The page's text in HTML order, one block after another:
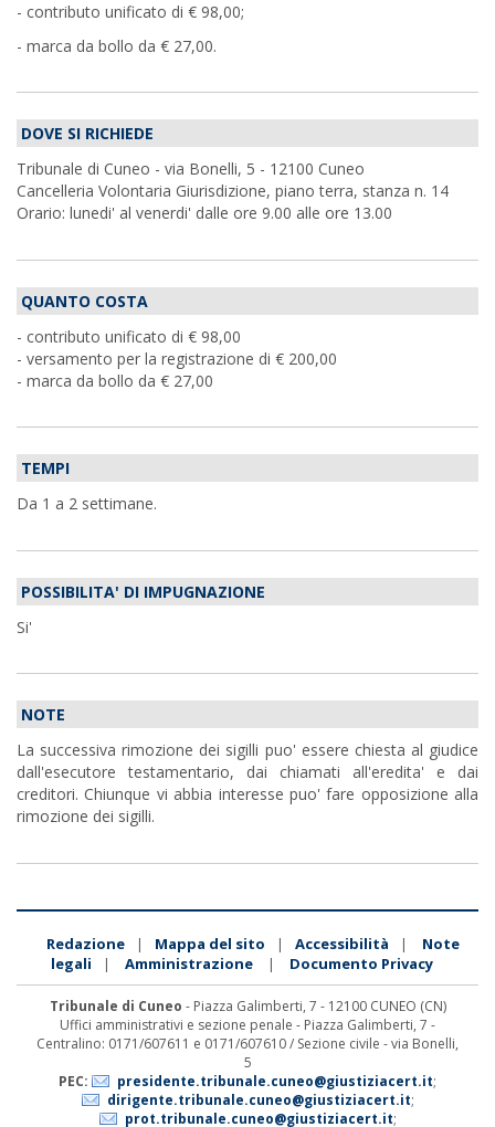
- contributo unificato di € 98,00;
- marca da bollo da € 27,00.
DOVE SI RICHIEDE
Tribunale di Cuneo - via Bonelli, 5 - 12100 Cuneo
Cancelleria Volontaria Giurisdizione, piano terra, stanza n. 14
Orario: lunedi' al venerdi' dalle ore 9.00 alle ore 13.00
QUANTO COSTA
- contributo unificato di € 98,00
- versamento per la registrazione di € 200,00
- marca da bollo da € 27,00
TEMPI
Da 1 a 2 settimane.
POSSIBILITA' DI IMPUGNAZIONE
Si'
NOTE
La successiva rimozione dei sigilli puo' essere chiesta al giudice
dall'esecutore testamentario, dai chiamati all'eredita' e dai
creditori. Chiunque vi abbia interesse puo' fare opposizione alla
rimozione dei sigilli.
Redazione | Mappa del sito | Accessibilità |
Note
legali
| Amministrazione | Documento Privacy
Tribunale di Cuneo - Piazza Galimberti, 7 - 12100 CUNEO (CN)
Uffici amministrativi e sezione penale - Piazza Galimberti, 7 -
Centralino: 0171/607611 e 0171/607610 / Sezione civile - via Bonelli,
5
PEC:
presidente.tribunale.cuneo@giustiziacert.it;
dirigente.tribunale.cuneo@giustiziacert.it;
prot.tribunale.cuneo@giustiziacert.it;